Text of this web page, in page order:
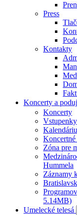
Press
Kontakty
Koncerty a
Koncerty
Vstupenky
Zóna pre
Hummela
Záznamy
5.14MB)
Umelecké telesá